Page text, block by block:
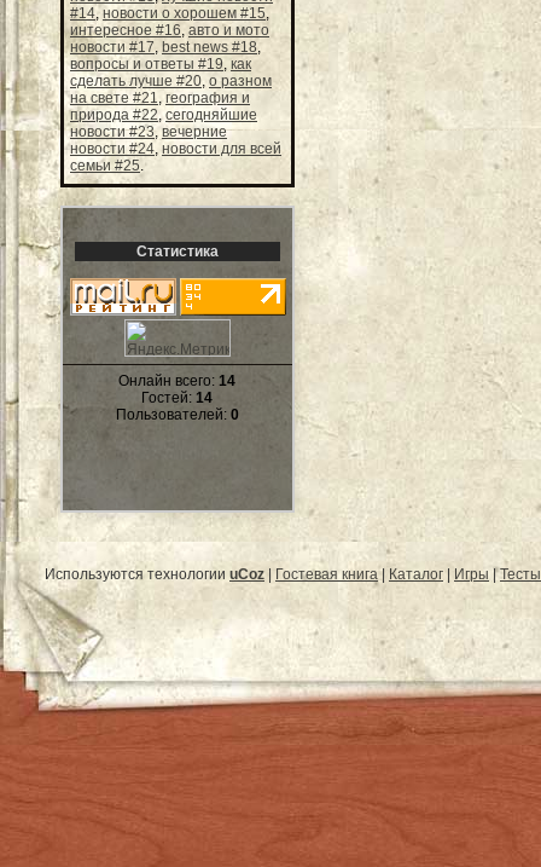
#14,новости о хорошем #15,
интересное #16, авто и мото
новости #17, best news #18,
вопросы и ответы #19, как
сделать лучше #20, о разном
на свете #21, география и
природа #22, сегодняйшие
новости #23, вечерние
новости #24, новости для всей
семьи #25.
Статистика
Онлайн всего:14
Гостей:14
Пользователей: 0
Используются технологии uCoz | Гостевая книга| Каталог | Игры |Тесты